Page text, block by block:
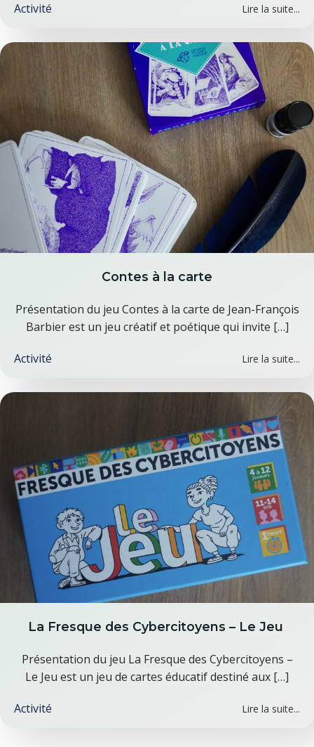
Activité Lire la suite...
Contes à la carte
Présentation du jeu Contes à la carte de Jean-François
Barbier est un jeu créatif et poétique qui invite […]
Activité Lire la suite...
La Fresque des Cybercitoyens – Le Jeu
Présentation du jeu La Fresque des Cybercitoyens –
Le Jeu est un jeu de cartes éducatif destiné aux […]
Activité Lire la suite...